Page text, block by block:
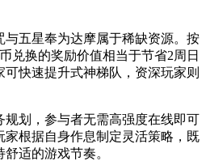
五星奉为达摩属于稀缺资源。按
兑换的奖励价值相当于节省2周日
快速提升式神梯队，资深玩家则
划，参与者无需高强度在线即可
家根据自身作息制定灵活策略，既
适的游戏节奏。